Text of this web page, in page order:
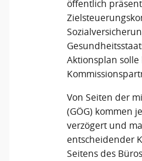
öffentlich
Aktionsplan
Von Seiten der
(GÖG) kommen
verzögert und
entscheidender
Seitens des